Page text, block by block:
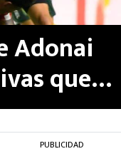
Adonai
que
Milito
PUBLICIDAD